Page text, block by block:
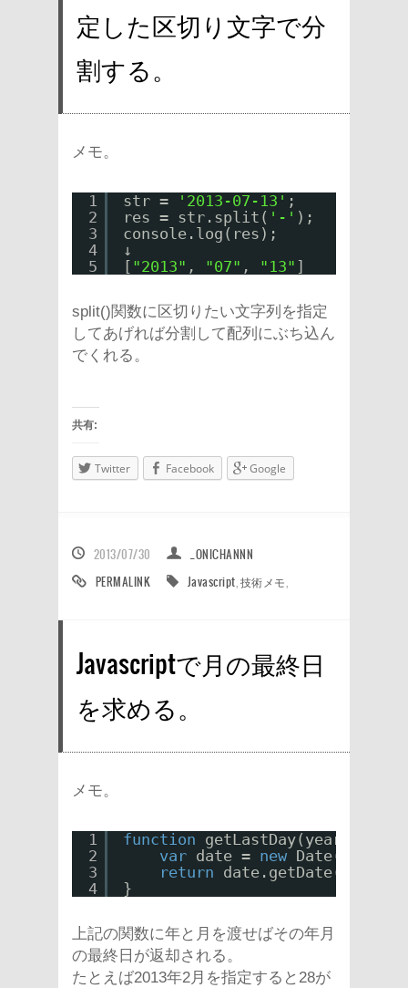
定した区切り文字で分
割する。
メモ。
1
2
3
4
5
str = '2013-07-13' ;
res = str.split( '-' );
console.log(res);
↓
[ "2013" , "07" , "13" ]
split()関数に区切りたい文字列を指定
してあげれば分割して配列にぶち込ん
でくれる。
共有:
Twitter Facebook Google
2013/07/30
_ONICHANNN
PERMALINK
Javascript 技術メモ
Javascriptで月の最終日
を求める。
メモ。
1
2
3
4
function getLastDay(year,
var date = new Date(year,
return date.getDate();
}
上記の関数に年と月を渡せばその年月
の最終日が返却される。
たとえば2013年2月を指定すると28が